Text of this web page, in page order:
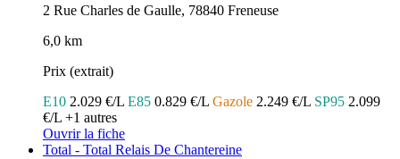
2 Rue Charles de Gaulle, 78840 Freneuse
6,0 km
Prix (extrait)
E10 2.029 €/L E85 0.829 €/L Gazole 2.249 €/L SP95 2.099
€/L +1 autres
Ouvrir la fiche
Total - Total Relais De Chantereine